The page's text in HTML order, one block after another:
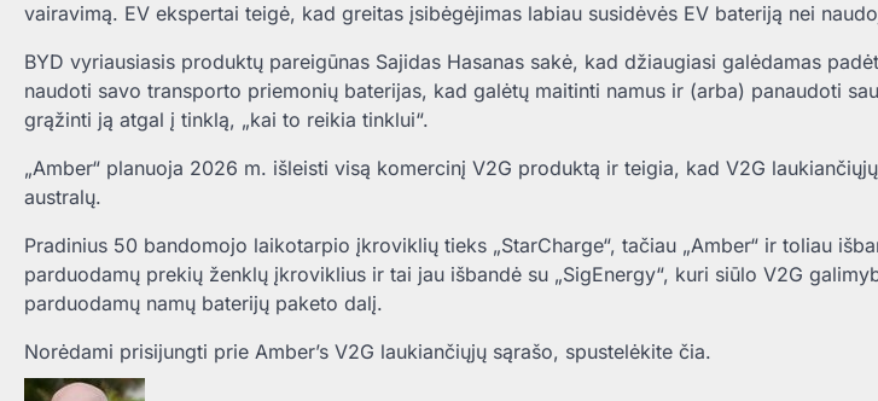
vairavimą. EV ekspertai teigė, kad greitas įsibėgėjimas labiau susidėvės EV bateriją nei
BYD vyriausiasis produktų pareigūnas Sajidas Hasanas sakė, kad džiaugiasi galėdamas
naudoti savo transporto priemonių baterijas, kad galėtų maitinti namus ir (arba) panaudoti
grąžinti ją atgal į tinklą, „kai to reikia tinklui“.
„Amber“ planuoja 2026 m. išleisti visą komercinį V2G produktą ir teigia, kad V2G
australų.
Pradinius 50 bandomojo laikotarpio įkroviklių tieks „StarCharge“, tačiau „Amber“ ir toliau
parduodamų prekių ženklų įkroviklius ir tai jau išbandė su „SigEnergy“, kuri siūlo V2G
parduodamų namų baterijų paketo dalį.
Norėdami prisijungti prie Amber’s V2G laukiančiųjų sąrašo, spustelėkite čia.